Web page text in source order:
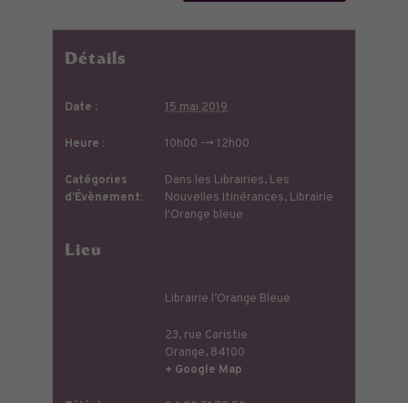
Détails
Date : 15 mai 2019
Heure : 10h00 --> 12h00
Catégories
d’Évènement:
Dans les Librairies, Les
Nouvelles Itinérances, Librairie
l'Orange bleue
Lieu
Librairie l’Orange Bleue
23, rue Caristie
Orange, 84100
+ Google Map